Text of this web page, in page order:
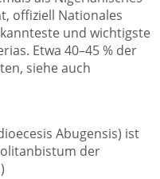
offiziell Nationales
und wichtigste
Etwa 40–45 % der
siehe auch
Abugensis) ist
der